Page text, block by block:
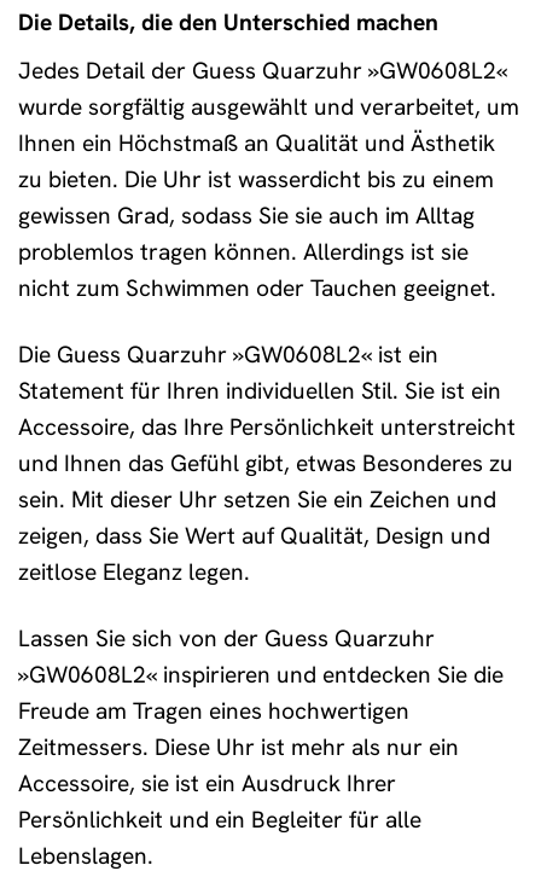
Die Details, die den Unterschied machen
Jedes Detail der Guess Quarzuhr »GW0608L2«
wurde sorgfältig ausgewählt und verarbeitet, um
Ihnen ein Höchstmaß an Qualität und Ästhetik
zu bieten. Die Uhr ist wasserdicht bis zu einem
gewissen Grad, sodass Sie sie auch im Alltag
problemlos tragen können. Allerdings ist sie
nicht zum Schwimmen oder Tauchen geeignet.
Die Guess Quarzuhr »GW0608L2« ist ein
Statement für Ihren individuellen Stil. Sie ist ein
Accessoire, das Ihre Persönlichkeit unterstreicht
und Ihnen das Gefühl gibt, etwas Besonderes zu
sein. Mit dieser Uhr setzen Sie ein Zeichen und
zeigen, dass Sie Wert auf Qualität, Design und
zeitlose Eleganz legen.
Lassen Sie sich von der Guess Quarzuhr
»GW0608L2« inspirieren und entdecken Sie die
Freude am Tragen eines hochwertigen
Zeitmessers. Diese Uhr ist mehr als nur ein
Accessoire, sie ist ein Ausdruck Ihrer
Persönlichkeit und ein Begleiter für alle
Lebenslagen.